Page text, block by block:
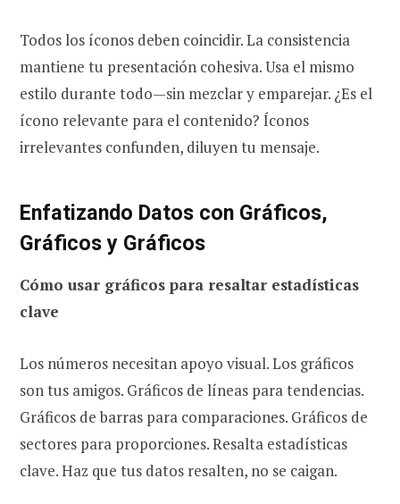
Todos los íconos deben coincidir. La consistencia
mantiene tu presentación cohesiva. Usa el mismo
estilo durante todo—sin mezclar y emparejar. ¿Es el
ícono relevante para el contenido? Íconos
irrelevantes confunden, diluyen tu mensaje.
Enfatizando Datos con Gráficos,
Gráficos y Gráficos
Cómo usar gráficos para resaltar estadísticas
clave
Los números necesitan apoyo visual. Los gráficos
son tus amigos. Gráficos de líneas para tendencias.
Gráficos de barras para comparaciones. Gráficos de
sectores para proporciones. Resalta estadísticas
clave. Haz que tus datos resalten, no se caigan.